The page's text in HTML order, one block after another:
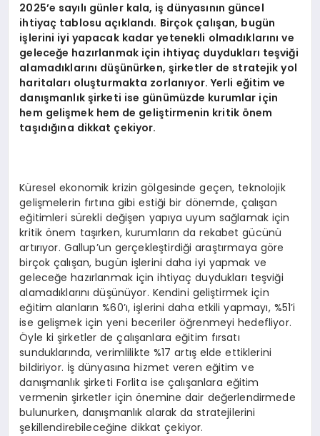
2025’e sayılı günler kala, iş dünyasının güncel
ihtiyaç tablosu açıklandı. Birçok çalışan, bugün
işlerini iyi yapacak kadar yetenekli olmadıklarını ve
geleceğe hazırlanmak için ihtiyaç duydukları teşviği
alamadıklarını düşünürken, şirketler de stratejik yol
haritaları oluşturmakta zorlanıyor. Yerli eğitim ve
danışmanlık şirketi ise günümüzde kurumlar için
hem gelişmek hem de geliştirmenin kritik önem
taşıdığına dikkat çekiyor.
Küresel ekonomik krizin gölgesinde geçen, teknolojik
gelişmelerin fırtına gibi estiği bir dönemde, çalışan
eğitimleri sürekli değişen yapıya uyum sağlamak için
kritik önem taşırken, kurumların da rekabet gücünü
artırıyor. Gallup’un gerçekleştirdiği araştırmaya göre
birçok çalışan, bugün işlerini daha iyi yapmak ve
geleceğe hazırlanmak için ihtiyaç duydukları teşviği
alamadıklarını düşünüyor. Kendini geliştirmek için
eğitim alanların %60’ı, işlerini daha etkili yapmayı, %51’i
ise gelişmek için yeni beceriler öğrenmeyi hedefliyor.
Öyle ki şirketler de çalışanlara eğitim fırsatı
sunduklarında, verimlilikte %17 artış elde ettiklerini
bildiriyor. İş dünyasına hizmet veren eğitim ve
danışmanlık şirketi Forlita ise çalışanlara eğitim
vermenin şirketler için önemine dair değerlendirmede
bulunurken, danışmanlık alarak da stratejilerini
şekillendirebileceğine dikkat çekiyor.